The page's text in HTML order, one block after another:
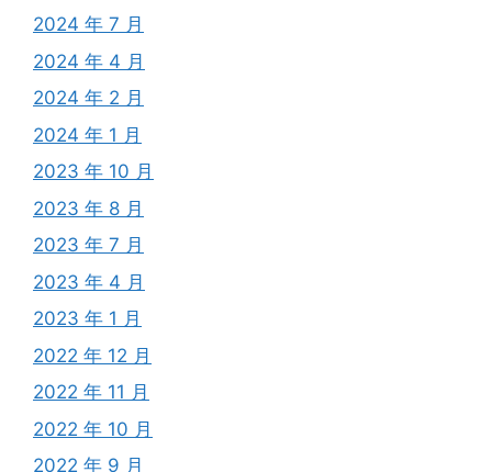
2024 年 7 月
2024 年 4 月
2024 年 2 月
2024 年 1 月
2023 年 10 月
2023 年 8 月
2023 年 7 月
2023 年 4 月
2023 年 1 月
2022 年 12 月
2022 年 11 月
2022 年 10 月
2022 年 9 月